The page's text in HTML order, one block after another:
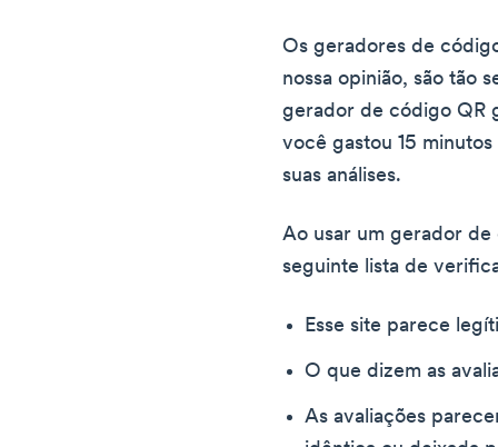
Os geradores de
nossa opinião, são tão
gerador de código QR
você gastou 15
suas análises.
Ao usar um gerador
seguinte lista de
Esse site parece
O que dizem as
As avaliações